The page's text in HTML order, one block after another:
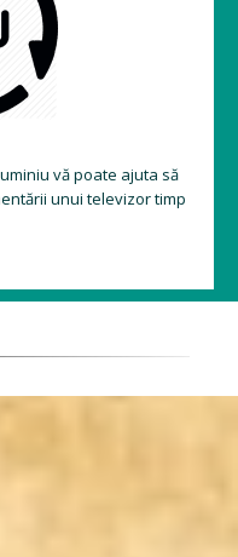
vă poate ajuta să
unui televizor timp